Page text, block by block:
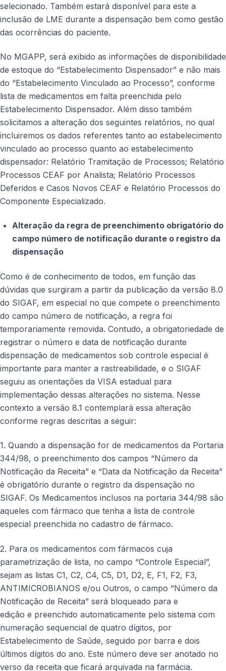
selecionado. Também estará disponível para este a
inclusão de LME durante a dispensação bem como gestão
das ocorrências do paciente.
No MGAPP, será exibido as informações de disponibilidade
de estoque do “Estabelecimento Dispensador” e não mais
do “Estabelecimento Vinculado ao Processo”, conforme
lista de medicamentos em falta preenchida pelo
Estabelecimento Dispensador. Além disso também
solicitamos a alteração dos seguintes relatórios, no qual
incluiremos os dados referentes tanto ao estabelecimento
vinculado ao processo quanto ao estabelecimento
dispensador: Relatório Tramitação de Processos; Relatório
Processos CEAF por Analista; Relatório Processos
Deferidos e Casos Novos CEAF e Relatório Processos do
Componente Especializado.
Alteração da regra de preenchimento obrigatório do
campo número de notificação durante o registro da
dispensação
Como é de conhecimento de todos, em função das
dúvidas que surgiram a partir da publicação da versão 8.0
do SIGAF, em especial no que compete o preenchimento
do campo número de notificação, a regra foi
temporariamente removida. Contudo, a obrigatoriedade de
registrar o número e data de notificação durante
dispensação de medicamentos sob controle especial é
importante para manter a rastreabilidade, e o SIGAF
seguiu as orientações da VISA estadual para
implementação dessas alterações no sistema. Nesse
contexto a versão 8.1 contemplará essa alteração
conforme regras descritas a seguir:
1. Quando a dispensação for de medicamentos da Portaria
344/98, o preenchimento dos campos “Número da
Notificação da Receita” e “Data da Notificação da Receita”
é obrigatório durante o registro da dispensação no
SIGAF. Os Medicamentos inclusos na portaria 344/98 são
aqueles com fármaco que tenha a lista de controle
especial preenchida no cadastro de fármaco.
2. Para os medicamentos com fármacos cuja
parametrização de lista, no campo “Controle Especial”,
sejam as listas C1, C2, C4, C5, D1, D2, E, F1, F2, F3,
ANTIMICROBIANOS e/ou Outros, o campo “Número da
Notificação de Receita” será bloqueado para e
edição e preenchido automaticamente pelo sistema com
numeração sequencial de quatro dígitos, por
Estabelecimento de Saúde, seguido por barra e dois
últimos dígitos do ano. Este número deve ser anotado no
verso da receita que ficará arquivada na farmácia.